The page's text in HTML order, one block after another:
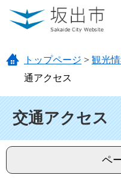
ページの先頭です。
メニューを飛ばして本文へ
トップページ > 観光
通アクセス
交通アクセス
ペ